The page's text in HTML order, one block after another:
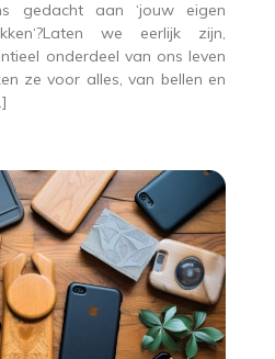
gedacht aan ‘jouw eigen
we eerlijk zijn,
onderdeel van ons leven
ze voor alles, van bellen en